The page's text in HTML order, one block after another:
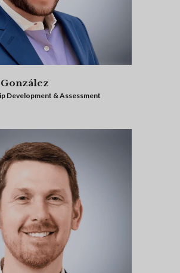
Development & Assessment